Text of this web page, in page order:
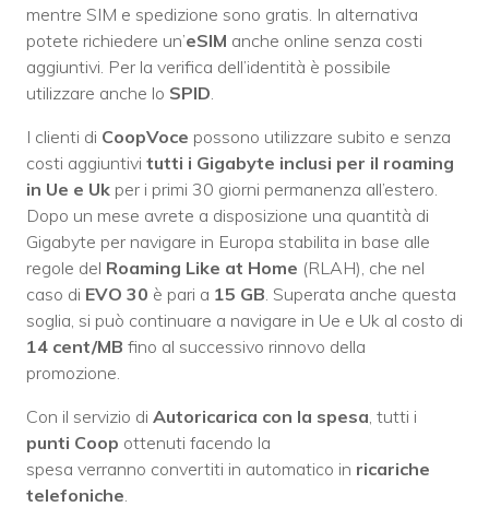
mentre SIM e spedizione sono gratis. In alternativa
potete richiedere un’eSIM anche online senza costi
aggiuntivi. Per la verifica dell’identità è possibile
utilizzare anche lo SPID
I clienti di CoopVoce possono utilizzare subito e senza
costi aggiuntivi tutti i Gigabyte inclusi per il roaming
in Ue e Uk per i primi 30 giorni permanenza all’estero.
Dopo un mese avrete a disposizione una quantità di
Gigabyte per navigare in Europa stabilita in base alle
regole del Roaming Like at Home (RLAH), che nel
caso di EVO 30 è pari a 15 GB . Superata anche questa
soglia, si può continuare a navigare in Ue e Uk al costo di
14 cent/MB fino al successivo rinnovo della
promozione.
Con il servizio di Autoricarica con la spesa , tutti i
punti Coop ottenuti facendo la
spesa verranno convertiti in automatico in ricariche
telefoniche